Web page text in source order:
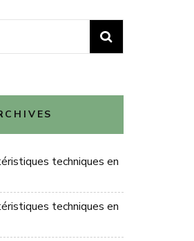
techniques en
techniques en